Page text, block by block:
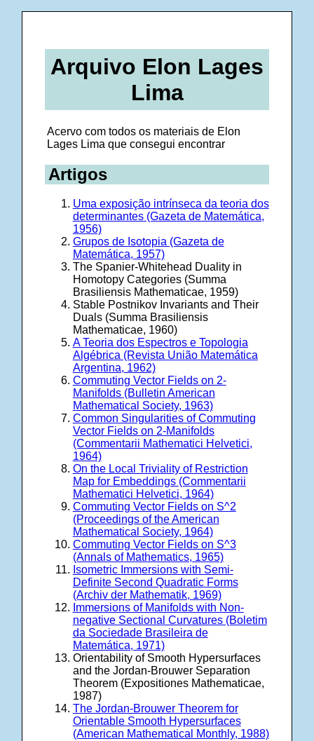
Arquivo Elon Lages
Lima
Acervo com todos os materiais de Elon
Lages Lima que consegui encontrar
Artigos
Uma exposição intrínseca da teoria dos
determinantes (Gazeta de Matemática,
1956)
Grupos de Isotopia (Gazeta de
Matemática, 1957)
The Spanier-Whitehead Duality in
Homotopy Categories (Summa
Brasiliensis Mathematicae, 1959)
Stable Postnikov Invariants and Their
Duals (Summa Brasiliensis
Mathematicae, 1960)
A Teoria dos Espectros e Topologia
Algébrica (Revista União Matemática
Argentina, 1962)
Commuting Vector Fields on 2-
Manifolds (Bulletin American
Mathematical Society, 1963)
Common Singularities of Commuting
Vector Fields on 2-Manifolds
(Commentarii Mathematici Helvetici,
1964)
On the Local Triviality of Restriction
Map for Embeddings (Commentarii
Mathematici Helvetici, 1964)
Commuting Vector Fields on S^2
(Proceedings of the American
Mathematical Society, 1964)
Commuting Vector Fields on S^3
(Annals of Mathematics, 1965)
Isometric Immersions with Semi-
Definite Second Quadratic Forms
(Archiv der Mathematik, 1969)
Immersions of Manifolds with Non-
negative Sectional Curvatures (Boletim
da Sociedade Brasileira de
Matemática, 1971)
Orientability of Smooth Hypersurfaces
and the Jordan-Brouwer Separation
Theorem (Expositiones Mathematicae,
1987)
The Jordan-Brouwer Theorem for
Orientable Smooth Hypersurfaces
(American Mathematical Monthly, 1988)